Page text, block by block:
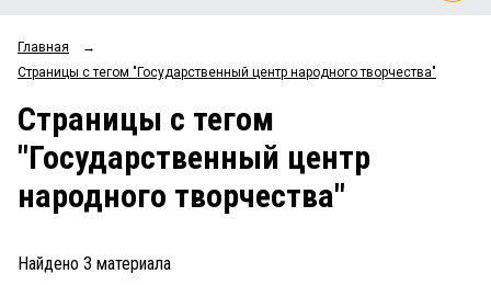
ОБЩЕСТВО
НОВОСТИ КОМПАНИЙ
ПРОИСШЕСТВИЯ
Блоги
Архив
Главная
→
Страницы c тегом "Государственный центр народного творчества"
Страницы c тегом
"Государственный центр
народного творчества"
Найдено 3 материала